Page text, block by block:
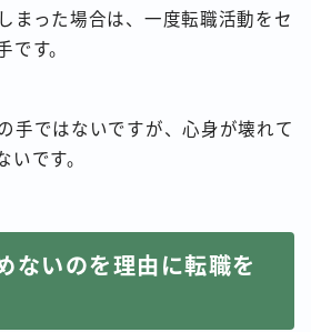
まった場合は、一度転職活動をセ
です。
手ではないですが、心身が壊れて
いです。
ないのを理由に転職を